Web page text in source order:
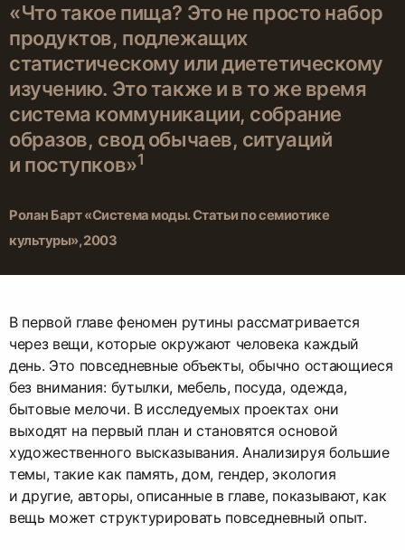
«Что такое пища? Это не просто набор
продуктов, подлежащих
статистическому или диететическому
изучению. Это также и в то же время
система коммуникации, собрание
образов, свод обычаев, ситуаций
и поступков»1
Ролан Барт «Система моды. Статьи по семиотике
культуры», 2003
В первой главе феномен рутины рассматривается
через вещи, которые окружают человека каждый
день. Это повседневные объекты, обычно остающиеся
без внимания: бутылки, мебель, посуда, одежда,
бытовые мелочи. В исследуемых проектах они
выходят на первый план и становятся основой
художественного высказывания. Анализируя большие
темы, такие как память, дом, гендер, экология
и другие, авторы, описанные в главе, показывают, как
вещь может структурировать повседневный опыт.